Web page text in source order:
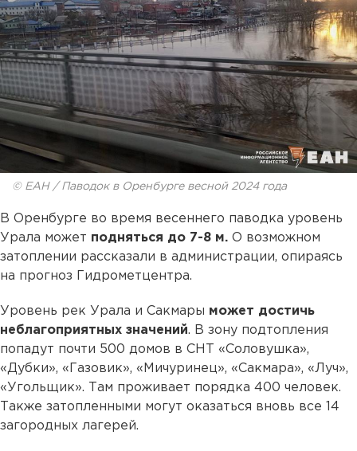
© ЕАН / Паводок в Оренбурге весной 2024 года
В Оренбурге во время весеннего паводка уровень
Урала может подняться до 7-8 м. О возможном
затоплении рассказали в администрации, опираясь
на прогноз Гидрометцентра.
Уровень рек Урала и Сакмары может достичь
неблагоприятных значений. В зону подтопления
попадут почти 500 домов в СНТ «Соловушка»,
«Дубки», «Газовик», «Мичуринец», «Сакмара», «Луч»,
«Угольщик». Там проживает порядка 400 человек.
Также затопленными могут оказаться вновь все 14
загородных лагерей.